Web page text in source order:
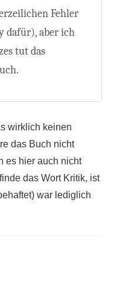
Fehler
dafür), aber ich
tut das
wirklich keinen
das Buch nicht
es hier auch nicht
das Wort Kritik, ist
war lediglich